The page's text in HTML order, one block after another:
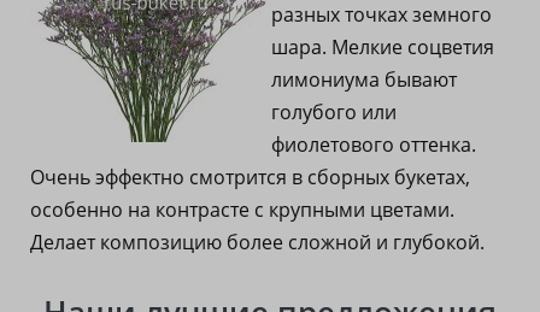
разных точках земного
шара. Мелкие соцветия
лимониума бывают
голубого или
фиолетового оттенка.
Очень эффектно смотрится в сборных букетах,
особенно на контрасте с крупными цветами.
Делает композицию более сложной и глубокой.